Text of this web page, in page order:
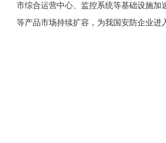
市综合运营中心、监控系统等基础设施加
等产品市场持续扩容，为我国安防企业进